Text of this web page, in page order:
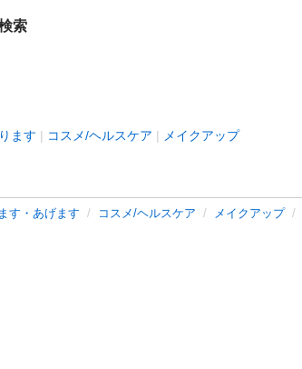
索
ます コスメ/ヘルスケア メイクアップ
す・あげます コスメ/ヘルスケア メイクアップ